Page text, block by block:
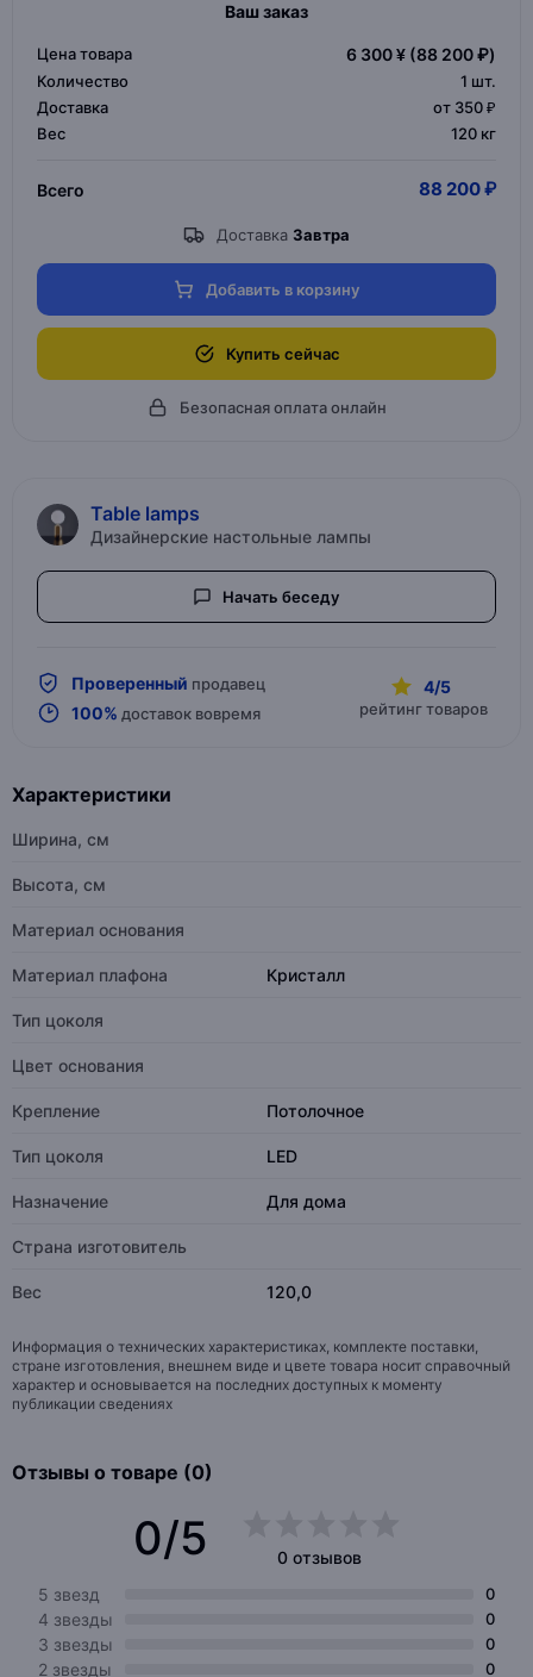
Ваш заказ
Цена товара 6 300 ¥ (88 200 ₽)
Количество 1 шт.
Доставка
от 350 ₽
Вес
120 кг
Всего 88 200 ₽
Доставка Завтра
Добавить в корзину
Купить сейчас
Безопасная оплата онлайн
Table lamps
Дизайнерские настольные лампы
Начать беседу
Проверенный продавец
100% доставок вовремя
4/5
рейтинг товаров
Характеристики
Ширина, см
Высота, см
Материал основания
Материал плафона Кристалл
Тип цоколя
Цвет основания
Крепление Потолочное
Тип цоколя LED
Назначение Для дома
Страна изготовитель
Вес 120,0
Информация о технических характеристиках, комплекте поставки,
стране изготовления, внешнем виде и цвете товара носит справочный
характер и основывается на последних доступных к моменту
публикации сведениях
Отзывы о товаре (0)
0/5
0 отзывов
5 звезд
0
4 звезды 0
3 звезды 0
2 звезды 0